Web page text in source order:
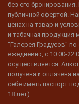
без его
публичной офертой.
ценах на товар и
и табачная продукция
"Галерея Градусов" по
ежедневно, с 10:00-
осуществляется.
получена и оплачена
себе иметь паспорт
18 лет)